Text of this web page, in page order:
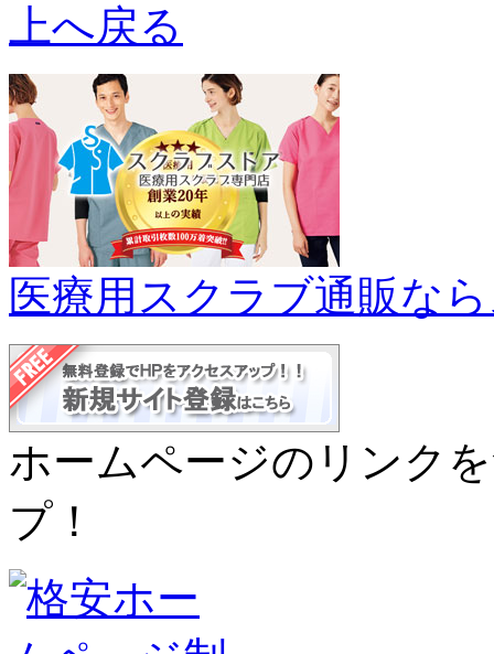
上へ戻る
医療用スクラブ通販な
ホームページのリンク
プ！